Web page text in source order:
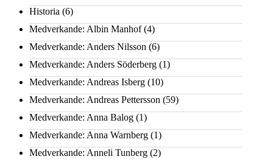
Historia (6)
Medverkande: Albin Manhof(4)
Medverkande: Anders Nilsson (6)
Medverkande: Anders Söderberg (1)
Medverkande: Andreas Isberg (10)
Medverkande: Andreas Pettersson (59)
Medverkande: Anna Balog (1)
Medverkande: Anna Warnberg (1)
Medverkande: Anneli Tunberg (2)